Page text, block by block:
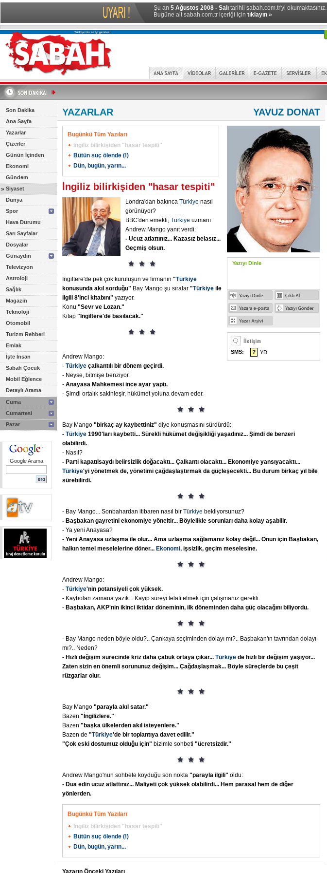
Şu an 5 Ağustos 2008 - Salı tarihli sabah.com.tr'yi okumaktasınız.
Bugüne ait sabah.com.tr içeriği için tıklayın »
Son Dakika
Ana Sayfa
Yazarlar
Çizerler
Günün İçinden
Ekonomi
Gündem
» Siyaset
Dünya
Spor
Hava Durumu
Sarı Sayfalar
Dosyalar
Günaydın
Televizyon
Astroloji
Sağlık
Magazin
Teknoloji
Otomobil
Turizm Rehberi
Emlak
İşte İnsan
Sabah Çocuk
Mobil Eğlence
Detaylı Arama
Cuma
Cumartesi
Pazar
Google Arama
YAZARLAR YAVUZ DONAT
Yazıyı Dinle
SMS: ? YD
Bugünkü Tüm Yazıları
İngiliz bilirkişiden "hasar tespiti"
Bütün suç ölende (!)
Dün, bugün, yarın...
İngiliz bilirkişiden "hasar tespiti"
Londra'dan bakınca Türkiye nasıl
görünüyor?
BBC'den emekli, Türkiye uzmanı
Andrew Mango yanıt verdi:
- Ucuz atlattınız... Kazasız belasız...
Geçmiş olsun.
İngiltere'de pek çok kuruluşun ve firmanın "Türkiye
konusunda akıl sorduğu" Bay Mango şu sıralar "Türkiye ile
ilgili 8'inci kitabını" yazıyor.
Konu "Sevr ve Lozan."
Kitap "İngiltere'de basılacak."
Andrew Mango:
- Türkiye çalkantılı bir dönem geçirdi.
- Neyse, bitmişe benziyor.
- Anayasa Mahkemesi ince ayar yaptı.
- Şimdi ortalık sakinleşir, hükümet yoluna devam eder.
Bay Mango "birkaç ay kaybettiniz" diye konuşmasını sürdürdü:
- Türkiye 1990'ları kaybetti... Sürekli hükümet değişikliği yaşadınız... Şimdi de benzeri
olabilirdi.
- Nasıl?
- Parti kapatılsaydı belirsizlik doğacaktı... Çalkantı olacaktı... Ekonomiye yansıyacaktı...
Türkiye'yi yönetmek de, yönetimi çağdaşlaştırmak da güçleşecekti... Bu durum birkaç yıl bile
sürebilirdi.
- Bay Mango... Sonbahardan itibaren nasıl bir Türkiye bekliyorsunuz?
- Başbakan gayretini ekonomiye yöneltir... Böylelikle sorunları daha kolay aşabilir.
- Ya yeni Anayasa?
- Yeni Anayasa uzlaşma ile olur... Ama uzlaşma sağlamanız kolay değil... Onun için Başbakan,
halkın temel meselelerine döner... Ekonomi, işsizlik, geçim meselesine.
Andrew Mango:
- Türkiye'nin potansiyeli çok yüksek.
- Kaybolan zamana yazık... Kayıp süreyi telafi etmek için çalışmanız gerekli.
- Başbakan, AKP'nin ikinci iktidar döneminin, ilk döneminden daha güç olacağını biliyordu.
- Bay Mango neden böyle oldu?.. Çankaya seçiminden dolayı mı?.. Başbakan'ın tavrından dolayı
mı?.. Neden?
- Hızlı değişim sürecinde kriz daha çabuk ortaya çıkar... Türkiye de hızlı bir değişim yaşıyor...
Zaten sizin en önemli sorununuz değişim... Çağdaşlaşmak... Böyle süreçlerde bu çeşit
rüzgarlar olur.
Bay Mango "parayla akıl satar."
Bazen "İngilizlere."
Bazen "başka ülkelerden akıl isteyenlere."
Bazen de "Türkiye'de bir toplantıya davet edilir."
"Çok eski dostumuz olduğu için" bizimle sohbeti "ücretsizdir."
Andrew Mango'nun sohbete koyduğu son nokta "parayla ilgili" oldu:
- Dua edin ucuz atlattınız... Maliyeti çok yüksek olabilirdi... Hem parasal hem de diğer
yönlerden.
Bugünkü Tüm Yazıları
İngiliz bilirkişiden "hasar tespiti"
Bütün suç ölende (!)
Dün, bugün, yarın...
Yazarın Önceki Yazıları